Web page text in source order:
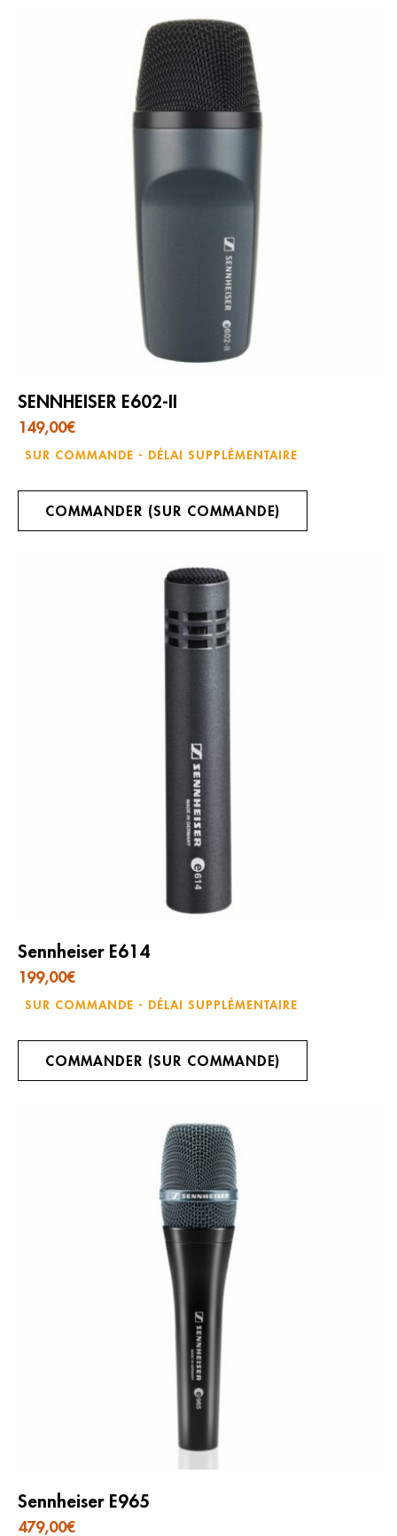
SENNHEISER E602-II
149,00€
SUR COMMANDE - DÉLAI SUPPLÉMENTAIRE
COMMANDER (SUR COMMANDE)
Sennheiser E614
199,00€
SUR COMMANDE - DÉLAI SUPPLÉMENTAIRE
COMMANDER (SUR COMMANDE)
Sennheiser E965
479,00€